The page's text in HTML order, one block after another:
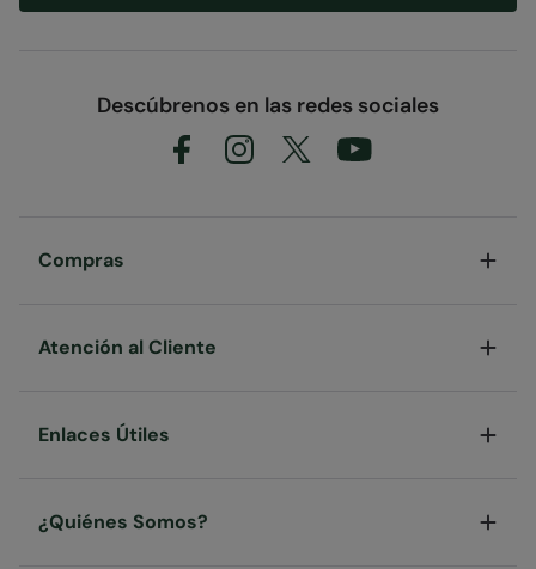
Descúbrenos en las redes sociales
Compras
Atención al Cliente
Enlaces Útiles
¿Quiénes Somos?